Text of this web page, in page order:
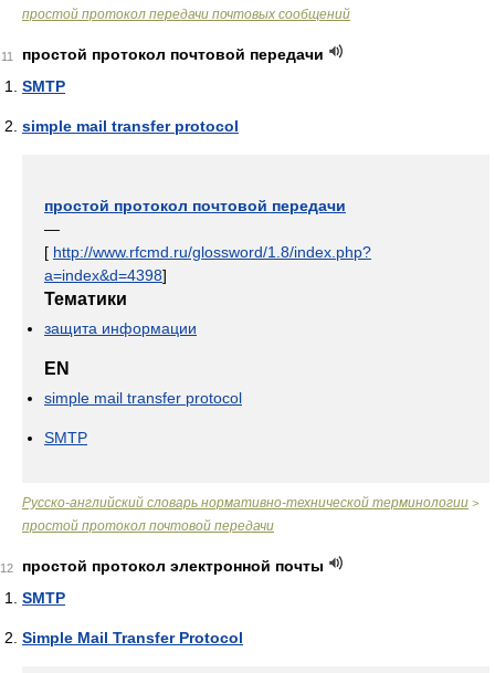
простой протокол передачи почтовых сообщений
11
простой протокол почтовой передачи
SMTP
simple mail transfer protocol
простой протокол почтовой передачи
—
[ http://www.rfcmd.ru/glossword/1.8/index.php?
a=index&d=4398]
Тематики
защита информации
EN
simple mail transfer protocol
SMTP
Русско-английский словарь нормативно-технической терминологии >
простой протокол почтовой передачи
12
простой протокол электронной почты
SMTP
Simple Mail Transfer Protocol